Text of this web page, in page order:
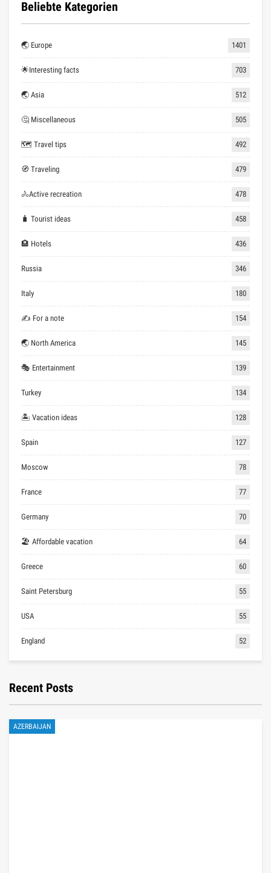
Beliebte Kategorien
🌏 Europe 1401
🌟Interesting facts 703
🌏 Asia 512
🤔 Miscellaneous 505
🗺 Travel tips 492
🧭 Traveling 479
🚴Active recreation 478
🧳 Tourist ideas 458
🏨 Hotels 436
Russia 346
Italy 180
✍ For a note 154
🌏 North America 145
🎭 Entertainment 139
Turkey 134
🏝 Vacation ideas 128
Spain 127
Moscow 78
France 77
Germany 70
🏖 Affordable vacation 64
Greece 60
Saint Petersburg 55
USA 55
England 52
Recent Posts
AZERBAIJAN